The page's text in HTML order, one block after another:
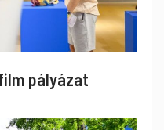
pályázat